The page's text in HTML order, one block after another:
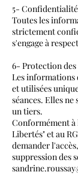
5-
Toutes les
strictement
s'engage à
6- Protection des
Les
et utilisées
séances. Elles ne
un tiers.
Conformément
Libertés" et au
demander
suppression des